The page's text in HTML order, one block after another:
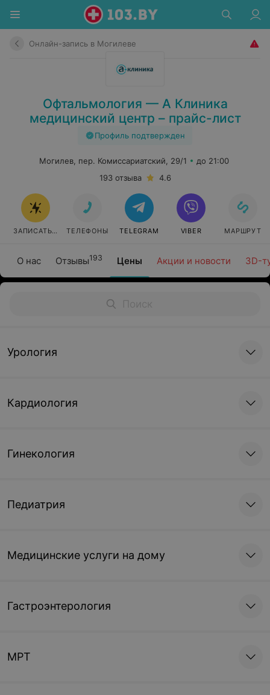
Онлайн-запись в Могилеве
Офтальмология — А Клиника
медицинский центр – прайс-лист
Профиль подтвержден
О нас Отзывы193 Цены Акции и новости 3D-
Могилев, пер. Комиссариатский, 29/1
до 21:00
193 отзыва
4.6
ЗАПИСАТЬСЯ ТЕЛЕФОНЫ TELEGRAM VIBER МАРШРУТ
Урология
Кардиология
Гинекология
Педиатрия
Медицинские услуги на дому
Гастроэнтерология
МРТ